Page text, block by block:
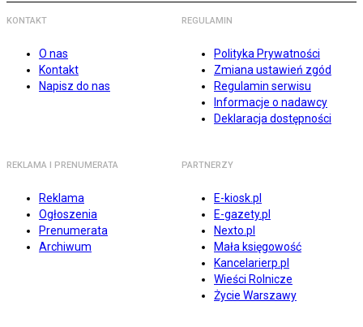
KONTAKT
O nas
Kontakt
Napisz do nas
REGULAMIN
Polityka Prywatności
Zmiana ustawień zgód
Regulamin serwisu
Informacje o nadawcy
Deklaracja dostępności
REKLAMA I PRENUMERATA
Reklama
Ogłoszenia
Prenumerata
Archiwum
PARTNERZY
E-kiosk.pl
E-gazety.pl
Nexto.pl
Mała księgowość
Kancelarierp.pl
Wieści Rolnicze
Życie Warszawy